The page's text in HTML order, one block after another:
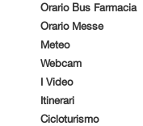
Orario Bus Farmacia
Orario Messe
Meteo
Webcam
I Video
Itinerari
Cicloturismo